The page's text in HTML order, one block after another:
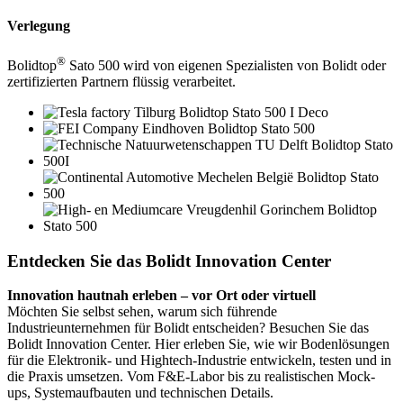
Verlegung
Bolidtop® Sato 500 wird von eigenen Spezialisten von Bolidt oder
zertifizierten Partnern flüssig verarbeitet.
Entdecken Sie das Bolidt Innovation Center
Innovation hautnah erleben – vor Ort oder virtuell
Möchten Sie selbst sehen, warum sich führende
Industrieunternehmen für Bolidt entscheiden? Besuchen Sie das
Bolidt Innovation Center. Hier erleben Sie, wie wir Bodenlösungen
für die Elektronik- und Hightech-Industrie entwickeln, testen und in
die Praxis umsetzen. Vom F&E-Labor bis zu realistischen Mock-
ups, Systemaufbauten und technischen Details.